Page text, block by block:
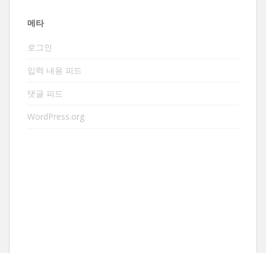
메타
로그인
입력 내용 피드
댓글 피드
WordPress.org